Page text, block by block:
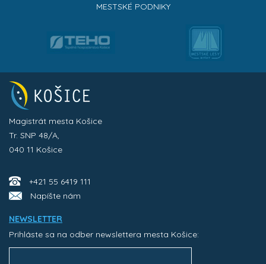
MESTSKÉ PODNIKY
Magistrát mesta Košice
Tr. SNP 48/A,
040 11 Košice
+421 55 6419 111
Napíšte nám
NEWSLETTER
Prihláste sa na odber newslettera mesta Košice: